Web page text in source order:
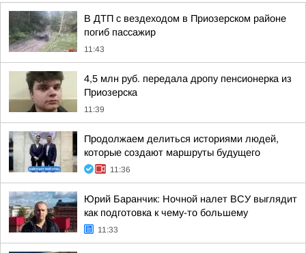
В ДТП с вездеходом в Приозерском районе
погиб пассажир
11:43
4,5 млн руб. передала дропу пенсионерка из
Приозерска
11:39
Продолжаем делиться историями людей,
которые создают маршруты будущего
11:36
Юрий Баранчик: Ночной налет ВСУ выглядит
как подготовка к чему-то большему
11:33